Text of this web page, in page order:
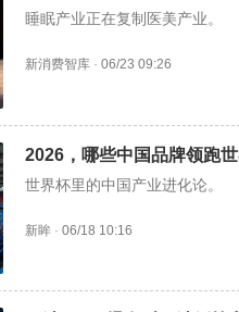
睡眠产业正在复制医美产业。
新消费智库 · 06/23 09:26
2026，哪些中国品牌领跑
世界杯里的中国产业进化论。
新眸 · 06/18 10:16